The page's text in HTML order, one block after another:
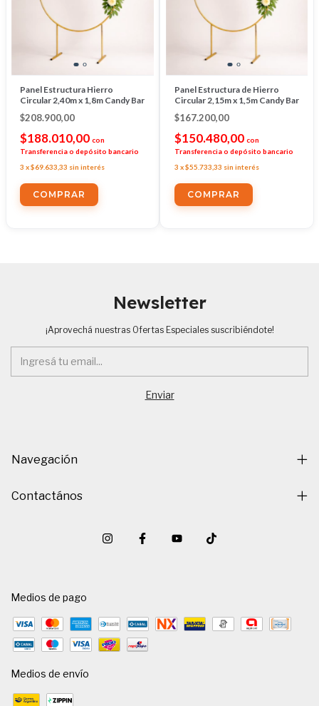
Panel Estructura Hierro
Circular 2,40m x 1,8m Candy Bar
$208.900,00
$188.010,00 con
Transferencia o depósito bancario
3 x$69.633,33 sin interés
Panel Estructura de Hierro
Circular 2,15m x 1,5m Candy Bar
$167.200,00
$150.480,00 con
Transferencia o depósito bancario
3 x$55.733,33 sin interés
Newsletter
¡Aprovechá nuestras Ofertas Especiales suscribiéndote!
Navegación
Contactános
Medios de pago
Medios de envío